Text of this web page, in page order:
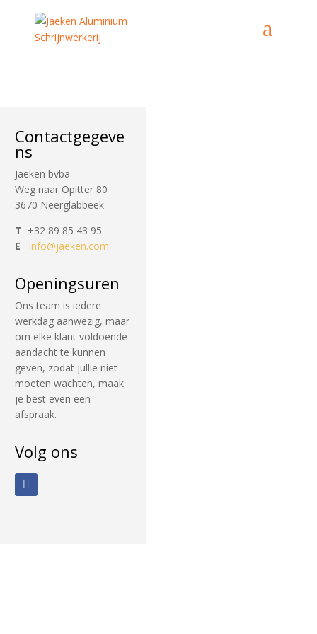
Contactgegeve
ns
Jaeken bvba
Weg naar Opitter 80
3670 Neerglabbeek
T +32 89 85 43 95
E
info@jaeken.com
Openingsuren
Ons team is iedere
werkdag aanwezig, maar
om elke klant voldoende
aandacht te kunnen
geven, zodat jullie niet
moeten wachten, maak
je best even een
afspraak.
Volg ons